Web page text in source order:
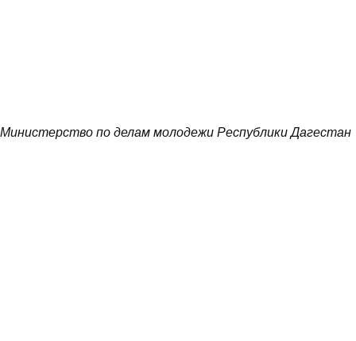
Министерство по делам молодежи Республики Дагестан